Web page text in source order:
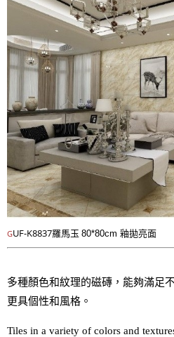
GUF-K8837羅馬玉 80*80cm 釉拋亮面
多種顏色和紋理的磁磚，能夠滿足
更具個性和風格。
Tiles in a variety of colors and